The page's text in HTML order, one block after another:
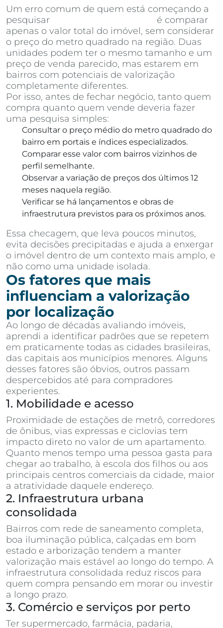
Um erro comum de quem está começando a
pesquisar
é comparar
apenas o valor total do imóvel, sem considerar
o preço do metro quadrado na região. Duas
unidades podem ter o mesmo tamanho e um
preço de venda parecido, mas estarem em
bairros com potenciais de valorização
completamente diferentes.
Por isso, antes de fechar negócio, tanto quem
compra quanto quem vende deveria fazer
uma pesquisa simples:
Consultar o preço médio do metro quadrado do
bairro em portais e índices especializados.
Comparar esse valor com bairros vizinhos de
perfil semelhante.
Observar a variação de preços dos últimos 12
meses naquela região.
Verificar se há lançamentos e obras de
infraestrutura previstos para os próximos anos.
Essa checagem, que leva poucos minutos,
evita decisões precipitadas e ajuda a enxergar
o imóvel dentro de um contexto mais amplo, e
não como uma unidade isolada.
Os fatores que mais
influenciam a valorização
por localização
Ao longo de décadas avaliando imóveis,
aprendi a identificar padrões que se repetem
em praticamente todas as cidades brasileiras,
das capitais aos municípios menores. Alguns
desses fatores são óbvios, outros passam
despercebidos até para compradores
experientes.
1. Mobilidade e acesso
Proximidade de estações de metrô, corredores
de ônibus, vias expressas e ciclovias tem
impacto direto no valor de um apartamento.
Quanto menos tempo uma pessoa gasta para
chegar ao trabalho, à escola dos filhos ou aos
principais centros comerciais da cidade, maior
a atratividade daquele endereço.
2. Infraestrutura urbana
consolidada
Bairros com rede de saneamento completa,
boa iluminação pública, calçadas em bom
estado e arborização tendem a manter
valorização mais estável ao longo do tempo. A
infraestrutura consolidada reduz riscos para
quem compra pensando em morar ou investir
a longo prazo.
3. Comércio e serviços por perto
Ter supermercado, farmácia, padaria,